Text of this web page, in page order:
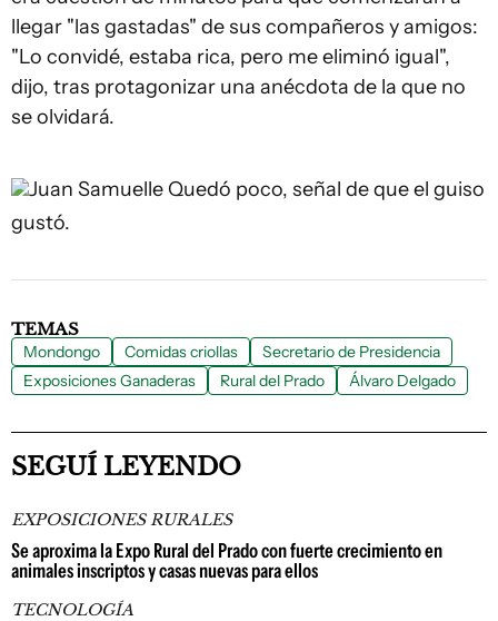
llegar "las gastadas" de sus compañeros y amigos:
"Lo convidé, estaba rica, pero me eliminó igual",
dijo, tras protagonizar una anécdota de la que no
se olvidará.
Juan Samuelle Quedó poco, señal de que el guiso
gustó.
TEMAS
Mondongo Comidas criollas
Secretario de Presidencia
Exposiciones Ganaderas
Rural del Prado Álvaro Delgado
SEGUÍ LEYENDO
EXPOSICIONES RURALES
Se aproxima la Expo Rural del Prado con fuerte crecimiento en
animales inscriptos y casas nuevas para ellos
TECNOLOGÍA